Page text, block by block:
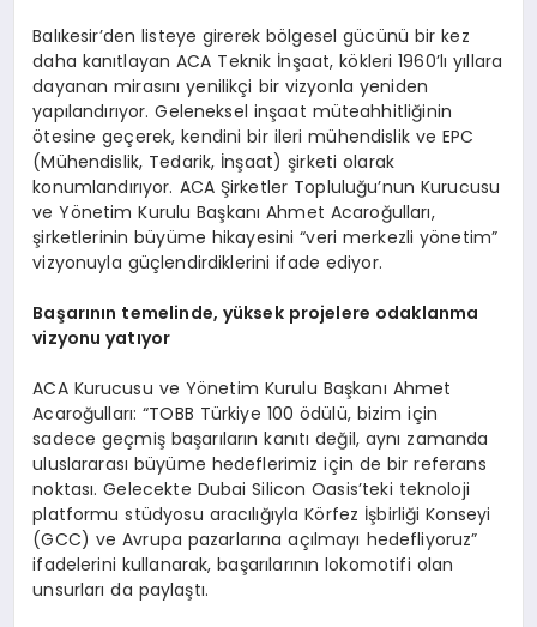
Balıkesir’den listeye girerek bölgesel gücünü bir kez
daha kanıtlayan ACA Teknik İnşaat, kökleri 1960’lı yıllara
dayanan mirasını yenilikçi bir vizyonla yeniden
yapılandırıyor. Geleneksel inşaat müteahhitliğinin
ötesine geçerek, kendini bir ileri mühendislik ve EPC
(Mühendislik, Tedarik, İnşaat) şirketi olarak
konumlandırıyor. ACA Şirketler Topluluğu’nun Kurucusu
ve Yönetim Kurulu Başkanı Ahmet Acaroğulları,
şirketlerinin büyüme hikayesini “veri merkezli yönetim”
vizyonuyla güçlendirdiklerini ifade ediyor.
Başarının temelinde, yüksek projelere odaklanma
vizyonu yatıyor
ACA Kurucusu ve Yönetim Kurulu Başkanı Ahmet
Acaroğulları: “TOBB Türkiye 100 ödülü, bizim için
sadece geçmiş başarıların kanıtı değil, aynı zamanda
uluslararası büyüme hedeflerimiz için de bir referans
noktası. Gelecekte Dubai Silicon Oasis’teki teknoloji
platformu stüdyosu aracılığıyla Körfez İşbirliği Konseyi
(GCC) ve Avrupa pazarlarına açılmayı hedefliyoruz”
ifadelerini kullanarak, başarılarının lokomotifi olan
unsurları da paylaştı.